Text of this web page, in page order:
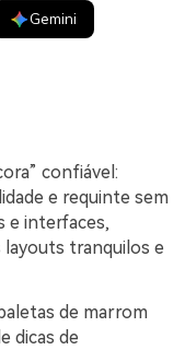
Gemini
confiável:
e requinte sem
e interfaces,
tranquilos e
de marrom
dicas de